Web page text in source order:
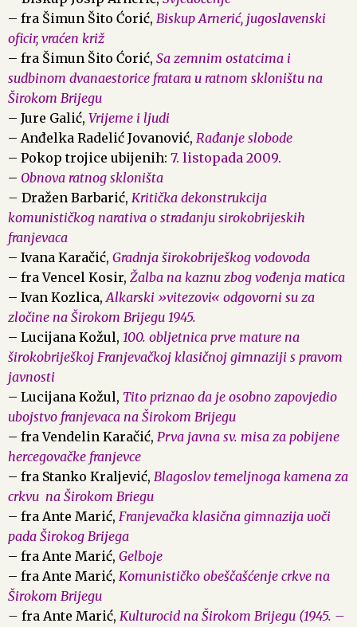
– fra Šimun Šito Ćorić, Biskup Arnerić, jugoslavenski
oficir, vraćen križ
– fra Šimun Šito Ćorić, Sa zemnim ostatcima i
sudbinom dvanaestorice fratara u ratnom skloništu na
Širokom Brijegu
– Jure Galić, Vrijeme i ljudi
– Anđelka Radelić Jovanović, Rađanje slobode
– Pokop trojice ubijenih: 7. listopada 2009.
– Obnova ratnog skloništa
– Dražen Barbarić, Kritička dekonstrukcija
komunističkog narativa o stradanju sirokobrijeskih
franjevaca
– Ivana Karačić, Gradnja širokobriješkog vodovoda
– fra Vencel Kosir, Žalba na kaznu zbog vođenja matica
– Ivan Kozlica,Alkarski »vitezovi« odgovorni su za
zločine na Širokom Brijegu 1945.
– Lucijana Kožul, 100. obljetnica prve mature na
širokobriješkoj Franjevačkoj klasičnoj gimnaziji s pravom
javnosti
– Lucijana Kožul, Tito priznao da je osobno zapovjedio
ubojstvo franjevaca na Širokom Brijegu
– fra Vendelin Karačić, Prva javna sv. misa za pobijene
hercegovačke franjevce
– fra Stanko Kraljević, Blagoslov temeljnoga kamena za
crkvu na Širokom Briegu
– fra Ante Marić, Franjevačka klasična gimnazija uoči
pada Širokog Brijega
– fra Ante Marić, Gelboje
– fra Ante Marić, Komunističko obeščašćenje crkve na
Širokom Brijegu
– fra Ante Marić, Kulturocid na Širokom Brijegu (1945. –